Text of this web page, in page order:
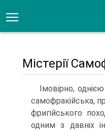
Містерії
Імовірно,
самофракійська,
фригійського
одним з давніх